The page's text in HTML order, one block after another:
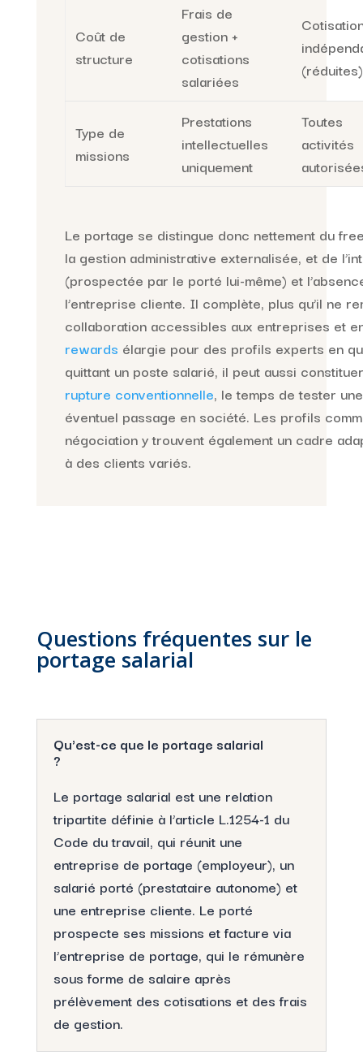
Coût de
structure
Frais de
gestion +
cotisations
salariées
(réduites)
Type de
missions
Prestations
intellectuelles
uniquement
Toutes
activités
Le portage se distingue donc nettement du
la gestion administrative externalisée, et de
(prospectée par le porté lui-même) et
l’entreprise cliente. Il complète, plus qu’il ne
collaboration accessibles aux entreprises et
rewards élargie pour des profils experts en
quittant un poste salarié, il peut aussi
rupture conventionnelle, le temps de tester
éventuel passage en société. Les profils
négociation y trouvent également un cadre
à des clients variés.
Questions fréquentes sur le
portage salarial
Qu'est-ce que le portage salarial
?
Le portage salarial est une relation
tripartite définie à l’article L.1254-1 du
Code du travail, qui réunit une
entreprise de portage (employeur), un
salarié porté (prestataire autonome) et
une entreprise cliente. Le porté
prospecte ses missions et facture via
l’entreprise de portage, qui le rémunère
sous forme de salaire après
prélèvement des cotisations et des frais
de gestion.